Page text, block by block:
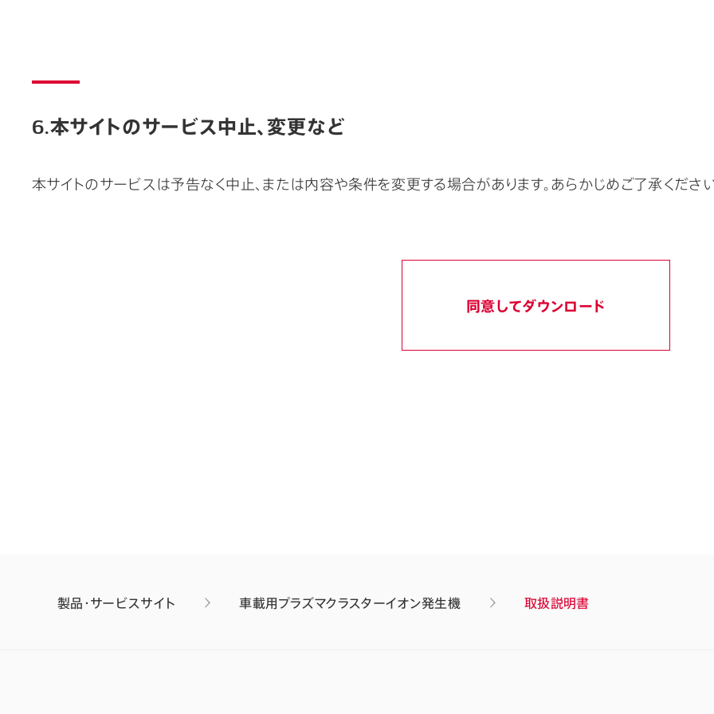
6.本サイトのサービス中止、変更など
本サイトのサービスは予告なく中止、または内容や条件を変更する場合があります。あらかじめご了承くださ
同意してダウンロード
製品・サービスサイト 車載用プラズマクラスターイオン発生機 取扱説明書